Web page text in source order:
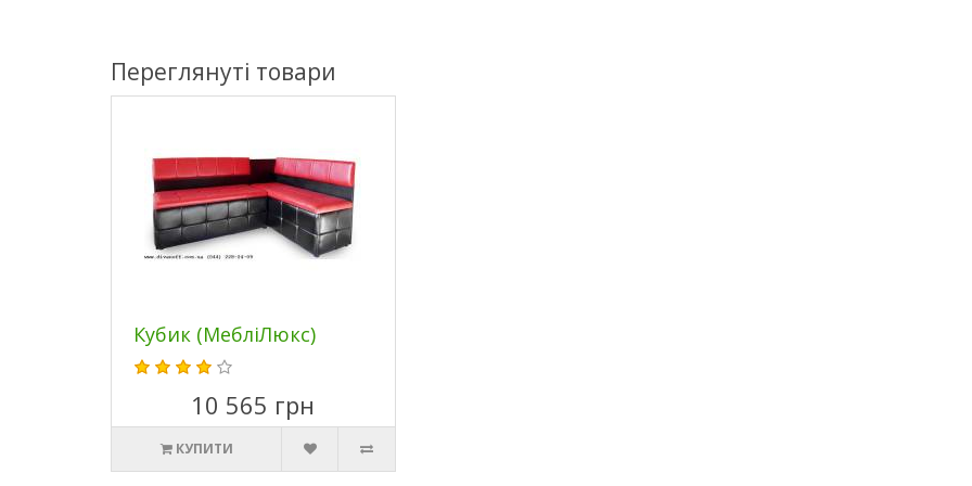
Переглянуті товари
Кубик (МебліЛюкс)
10 565 грн
КУПИТИ